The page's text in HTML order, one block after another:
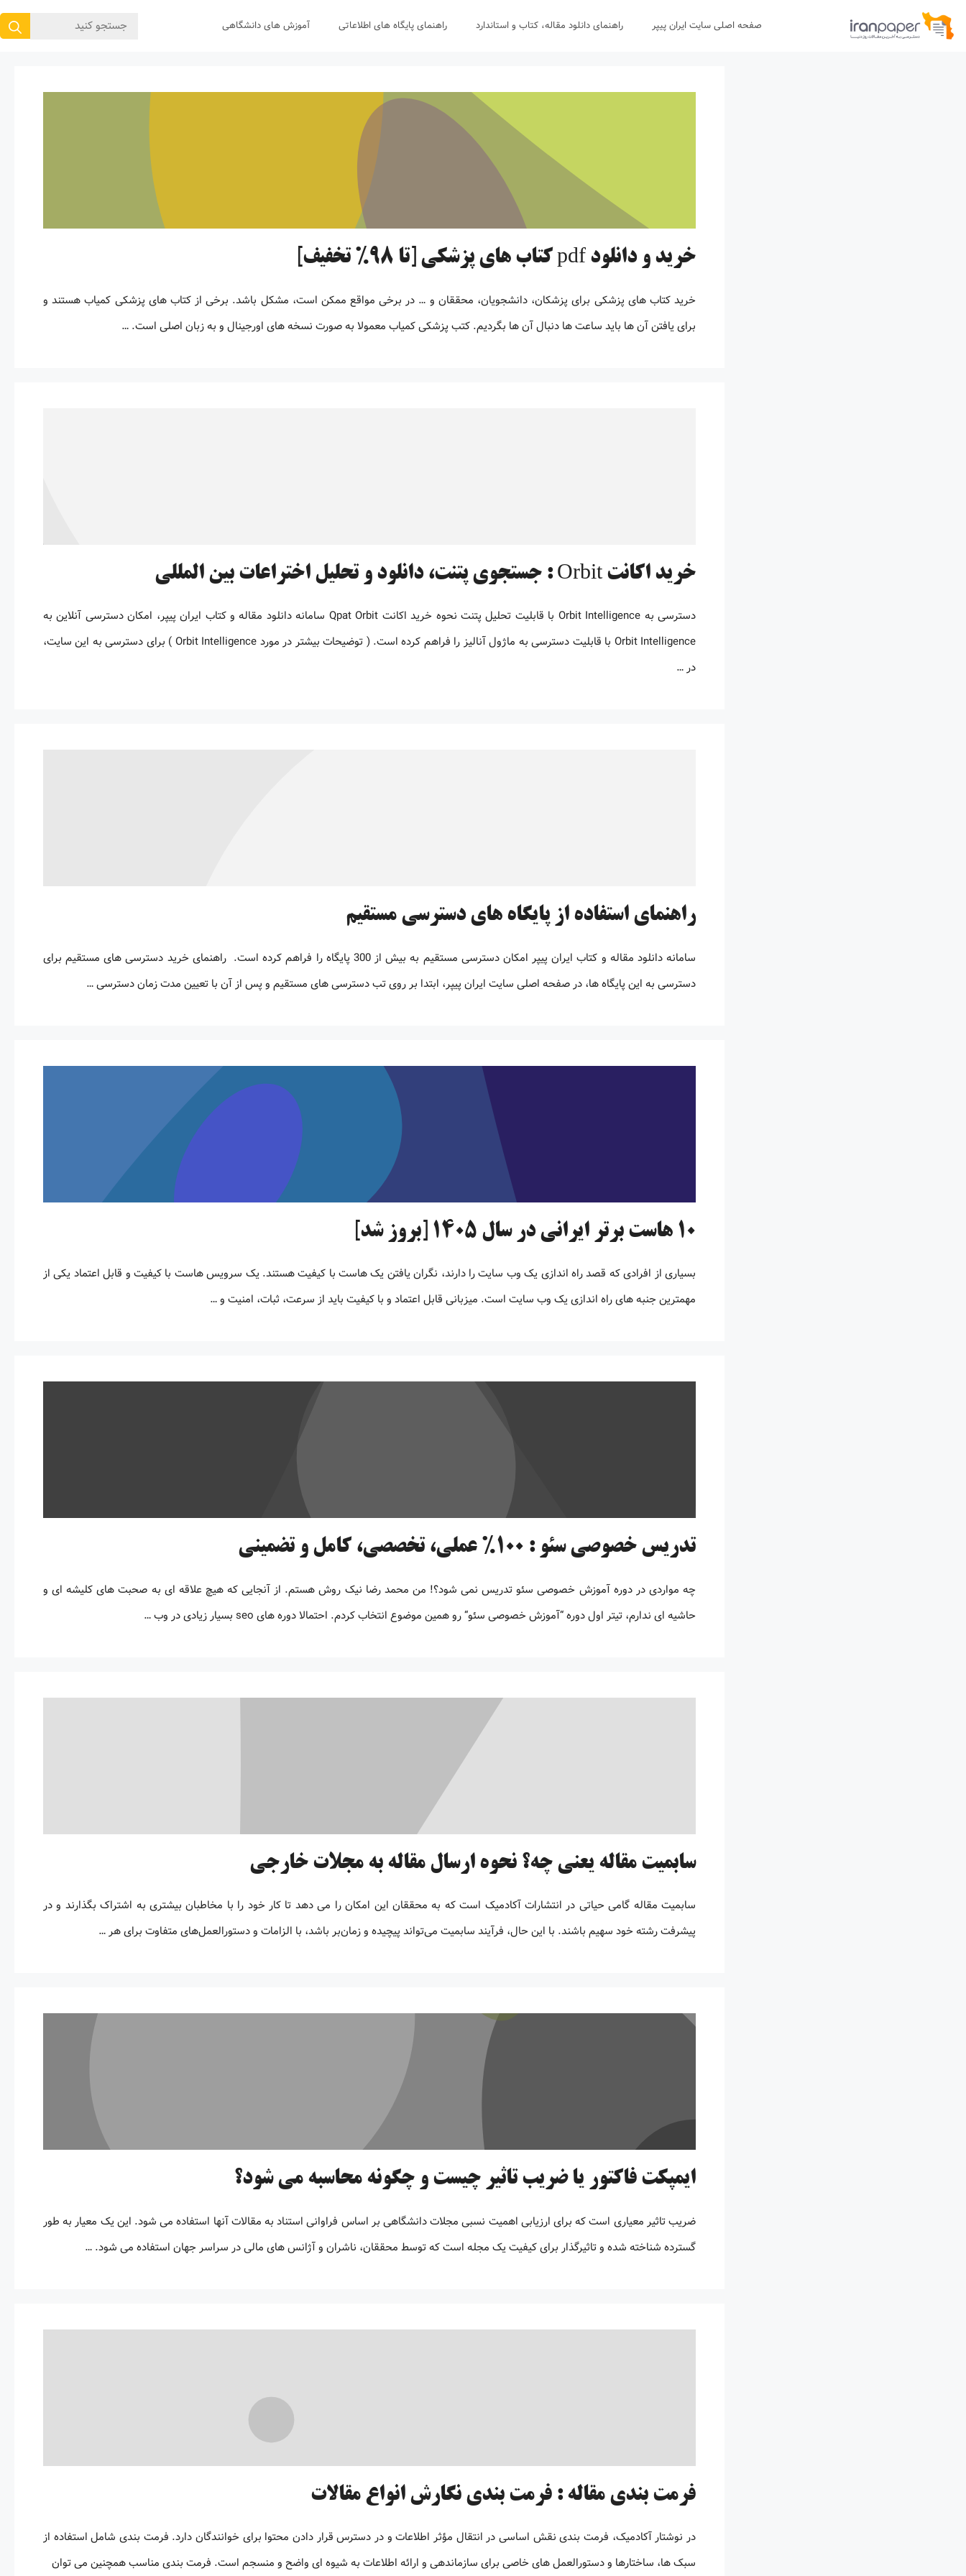
پرش
صفحه اصلی سایت ایران پیپر راهنمای دانلود مقاله، کتاب و استاندارد راهنمای پایگاه های اطلاعاتی آموزش های دانشگاهی
جستجوی
خرید و دانلود pdf کتاب های پزشکی [تا 98% تخفیف]
خرید کتاب های پزشکی برای پزشکان، دانشجویان، محققان و … در برخی مواقع ممکن است، مشکل باشد. برخی از کتاب های پزشکی کمیاب هستند و
برای یافتن آن ها باید ساعت ها دنبال آن ها بگردیم. کتب پزشکی کمیاب معمولا به صورت نسخه های اورجینال و به زبان اصلی است. …
خرید اکانت Orbit : جستجوی پتنت، دانلود و تحلیل اختراعات بین المللی
دسترسی به Orbit Intelligence با قابلیت تحلیل پتنت نحوه خرید اکانت Qpat Orbit سامانه دانلود مقاله و کتاب ایران پیپر، امکان دسترسی آنلاین به
Orbit Intelligence با قابلیت دسترسی به ماژول آنالیز را فراهم کرده است. ( توضیحات بیشتر در مورد Orbit Intelligence ) برای دسترسی به این سایت،
در …
راهنمای استفاده از پایگاه های دسترسی مستقیم
سامانه دانلود مقاله و کتاب ایران پیپر امکان دسترسی مستقیم به بیش از 300 پایگاه را فراهم کرده است. راهنمای خرید دسترسی های مستقیم برای
دسترسی به این پایگاه ها، در صفحه اصلی سایت ایران پیپر، ابتدا بر روی تب دسترسی های مستقیم و پس از آن با تعیین مدت زمان دسترسی …
10 هاست برتر ایرانی در سال 1405 [بروز شد]
بسیاری از افرادی که قصد راه اندازی یک وب سایت را دارند، نگران یافتن یک هاست با کیفیت هستند. یک سرویس هاست با کیفیت و قابل اعتماد یکی از
مهمترین جنبه های راه اندازی یک وب سایت است. میزبانی قابل اعتماد و با کیفیت باید از سرعت، ثبات، امنیت و …
تدریس خصوصی سئو : 100% عملی، تخصصی، کامل و تضمینی
چه مواردی در دوره آموزش خصوصی سئو تدریس نمی شود؟! من محمد رضا نیک روش هستم. از آنجایی که هیچ علاقه ای به صحبت های کلیشه ای و
حاشیه ای ندارم، تیتر اول دوره “آموزش خصوصی سئو“ رو همین موضوع انتخاب کردم. احتمالا دوره های seo بسیار زیادی در وب …
سابمیت مقاله یعنی چه؟ نحوه ارسال مقاله به مجلات خارجی
سابمیت مقاله گامی حیاتی در انتشارات آکادمیک است که به محققان این امکان را می دهد تا کار خود را با مخاطبان بیشتری به اشتراک بگذارند و در
پیشرفت رشته خود سهیم باشند. با این حال، فرآیند سابمیت می‌تواند پیچیده و زمان‌بر باشد، با الزامات و دستورالعمل‌های متفاوت برای هر …
ایمپکت فاکتور یا ضریب تاثیر چیست و چگونه محاسبه می شود؟
ضریب تاثیر معیاری است که برای ارزیابی اهمیت نسبی مجلات دانشگاهی بر اساس فراوانی استناد به مقالات آنها استفاده می شود. این یک معیار به طور
گسترده شناخته شده و تاثیرگذار برای کیفیت یک مجله است که توسط محققان، ناشران و آژانس های مالی در سراسر جهان استفاده می شود. …
فرمت بندی مقاله : فرمت بندی نگارش انواع مقالات
در نوشتار آکادمیک، فرمت بندی نقش اساسی در انتقال مؤثر اطلاعات و در دسترس قرار دادن محتوا برای خوانندگان دارد. فرمت بندی شامل استفاده از
سبک ها، ساختارها و دستورالعمل های خاصی برای سازماندهی و ارائه اطلاعات به شیوه ای واضح و منسجم است. فرمت بندی مناسب همچنین می توان